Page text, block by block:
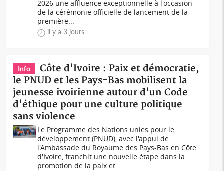
2026 une affluence exceptionnelle à l'occasion
de la cérémonie officielle de lancement de la
première...
il y a 3 jours
Info
Côte d'Ivoire : Paix et démocratie,
le PNUD et les Pays-Bas mobilisent la
jeunesse ivoirienne autour d'un Code
d'éthique pour une culture politique
sans violence
Le Programme des Nations unies pour le
développement (PNUD), avec l'appui de
l'Ambassade du Royaume des Pays-Bas en Côte
d'Ivoire, franchit une nouvelle étape dans la
promotion de la paix et...